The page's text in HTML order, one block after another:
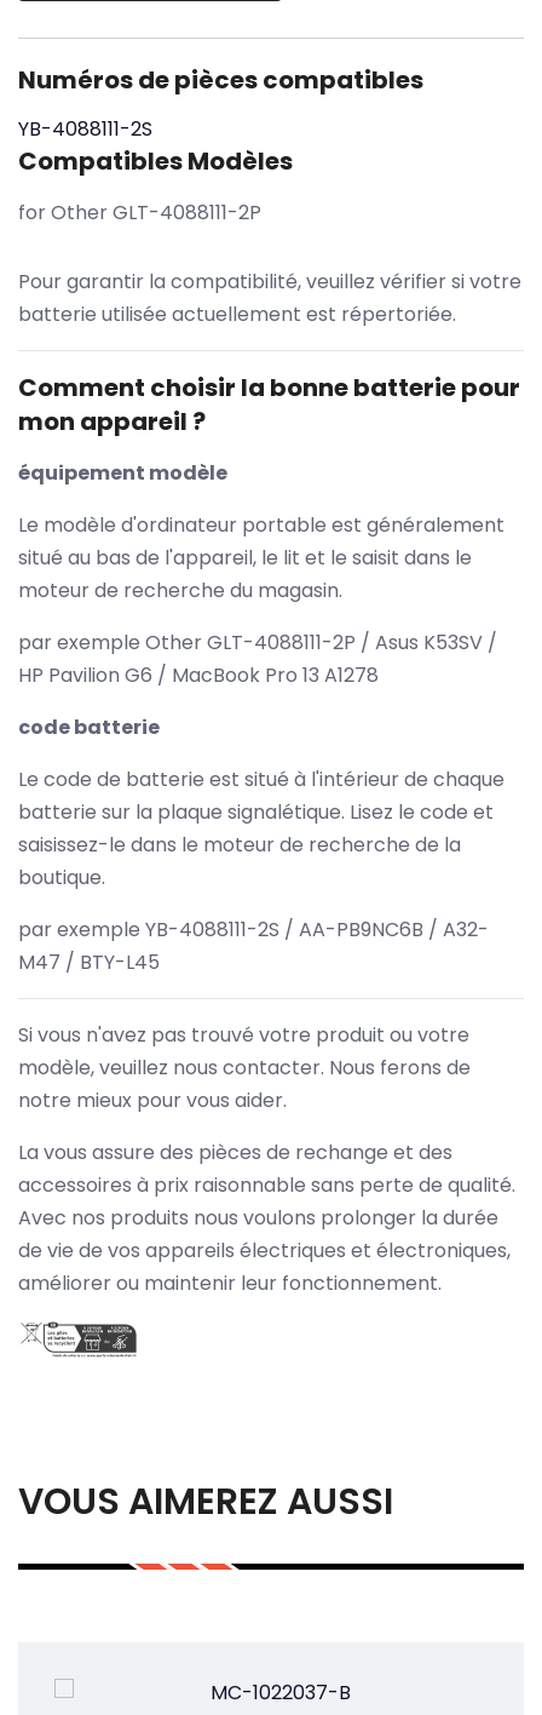
Numéros de pièces compatibles
YB-4088111-2S
Compatibles Modèles
for Other GLT-4088111-2P
Pour garantir la compatibilité, veuillez vérifier si votre
batterie utilisée actuellement est répertoriée.
Comment choisir la bonne batterie pour
mon appareil ?
équipement modèle
Le modèle d'ordinateur portable est généralement
situé au bas de l'appareil, le lit et le saisit dans le
moteur de recherche du magasin.
par exemple Other GLT-4088111-2P / Asus K53SV /
HP Pavilion G6 / MacBook Pro 13 A1278
code batterie
Le code de batterie est situé à l'intérieur de chaque
batterie sur la plaque signalétique. Lisez le code et
saisissez-le dans le moteur de recherche de la
boutique.
par exemple YB-4088111-2S / AA-PB9NC6B / A32-
M47 / BTY-L45
Si vous n'avez pas trouvé votre produit ou votre
modèle, veuillez nous contacter. Nous ferons de
notre mieux pour vous aider.
La vous assure des pièces de rechange et des
accessoires à prix raisonnable sans perte de qualité.
Avec nos produits nous voulons prolonger la durée
de vie de vos appareils électriques et électroniques,
améliorer ou maintenir leur fonctionnement.
VOUS AIMEREZ AUSSI